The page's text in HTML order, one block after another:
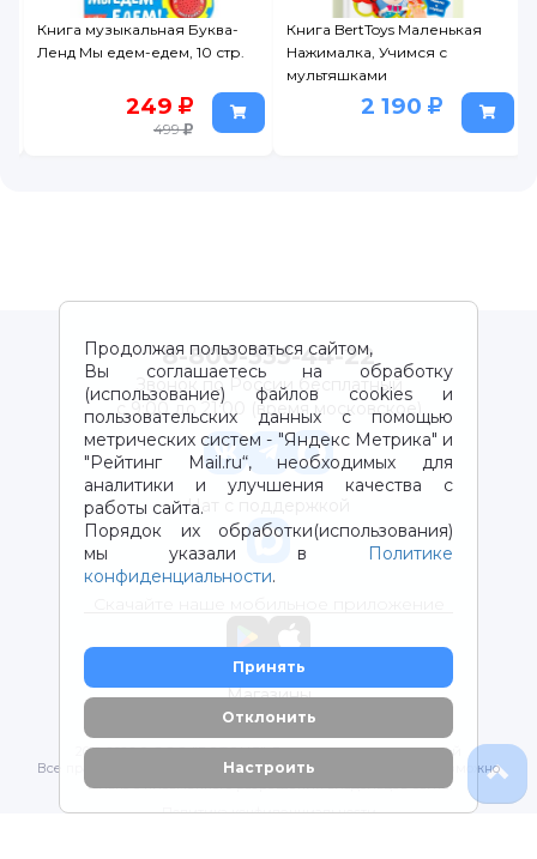
Книга музыкальная Буква-
Ленд Мы едем-едем, 10 стр.
249
499
Книга BertToys Маленькая
Нажималка, Учимся с
мультяшками
2 190
Продолжая пользоваться сайтом,
Вы соглашаетесь на обработку
(использование) файлов cookies и
пользовательских данных с помощью
метрических систем - "Яндекс Метрика" и
"Рейтинг Mail.ru“, необходимых для
аналитики и улучшения качества с
работы сайта.
Порядок их обработки(использования)
мы указали в
Политике
конфиденциальности.
Принять
Отклонить
Настроить
8-800-333-44-22
Звонок по России бесплатный
с 9:00 до 21:00 (время московское)
Чат с поддержкой
Магазины
2012-2026 © ООО "ВОТОНЯ". Детские товары с доставкой
Все права защищены. Любое использование материалов возможно
только с письменного разрешения владельцев сайта.
Политика конфиденциальности